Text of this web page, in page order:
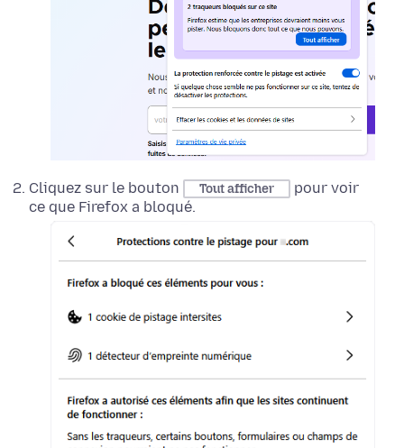
Cliquez sur le bouton Tout afficher
pour voir
ce que Firefox a bloqué.